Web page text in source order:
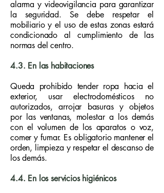
alarma y videovigilancia para garantizar
la seguridad. Se debe respetar el
mobiliario y el uso de estas zonas estará
condicionado al cumplimiento de las
normas del centro.
4.3. En las habitaciones
Queda prohibido tender ropa hacia el
exterior, usar electrodomésticos no
autorizados, arrojar basuras y objetos
por las ventanas, molestar a los demás
con el volumen de los aparatos o voz,
comer y fumar. Es obligatorio mantener el
orden, limpieza y respetar el descanso de
los demás.
4.4. En los servicios higiénicos